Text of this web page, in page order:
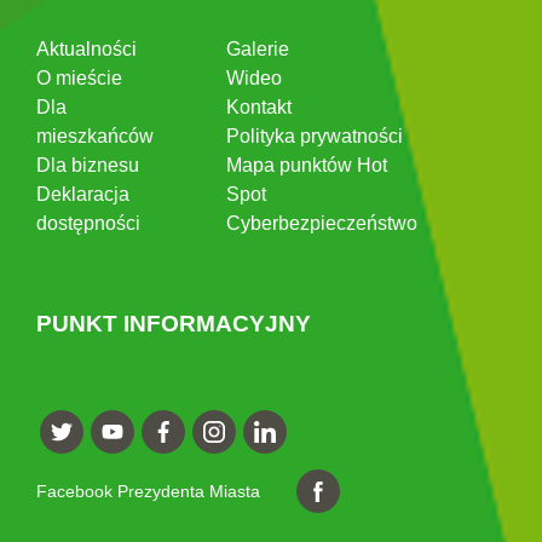
Aktualności
O mieście
Dla
mieszkańców
Dla biznesu
Deklaracja
dostępności
Galerie
Wideo
Kontakt
Polityka prywatności
Mapa punktów Hot
Spot
Cyberbezpieczeństwo
PUNKT INFORMACYJNY
Facebook Prezydenta Miasta